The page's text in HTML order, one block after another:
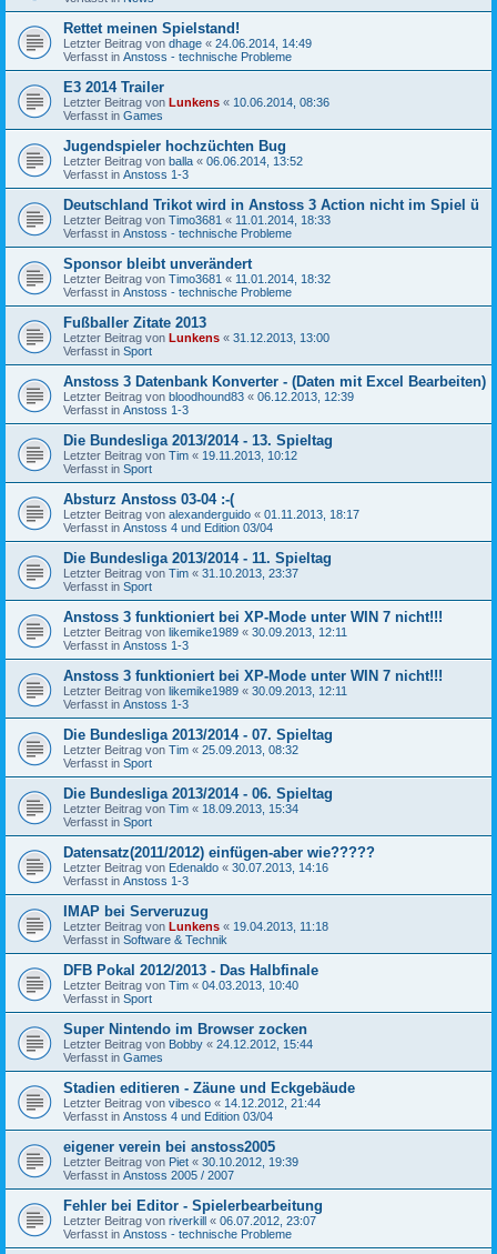
Rettet meinen Spielstand!
Letzter Beitrag von dhage « 24.06.2014, 14:49
Verfasst in Anstoss - technische Probleme
E3 2014 Trailer
Letzter Beitrag von Lunkens « 10.06.2014, 08:36
Verfasst in Games
Jugendspieler hochzüchten Bug
Letzter Beitrag von balla « 06.06.2014, 13:52
Verfasst in Anstoss 1-3
Deutschland Trikot wird in Anstoss 3 Action nicht im Spiel ü
Letzter Beitrag von Timo3681 « 11.01.2014, 18:33
Verfasst in Anstoss - technische Probleme
Sponsor bleibt unverändert
Letzter Beitrag von Timo3681 « 11.01.2014, 18:32
Verfasst in Anstoss - technische Probleme
Fußballer Zitate 2013
Letzter Beitrag von Lunkens « 31.12.2013, 13:00
Verfasst in Sport
Anstoss 3 Datenbank Konverter - (Daten mit Excel Bearbeiten)
Letzter Beitrag von bloodhound83 « 06.12.2013, 12:39
Verfasst in Anstoss 1-3
Die Bundesliga 2013/2014 - 13. Spieltag
Letzter Beitrag von Tim « 19.11.2013, 10:12
Verfasst in Sport
Absturz Anstoss 03-04 :-(
Letzter Beitrag von alexanderguido « 01.11.2013, 18:17
Verfasst in Anstoss 4 und Edition 03/04
Die Bundesliga 2013/2014 - 11. Spieltag
Letzter Beitrag von Tim « 31.10.2013, 23:37
Verfasst in Sport
Anstoss 3 funktioniert bei XP-Mode unter WIN 7 nicht!!!
Letzter Beitrag von likemike1989 « 30.09.2013, 12:11
Verfasst in Anstoss 1-3
Anstoss 3 funktioniert bei XP-Mode unter WIN 7 nicht!!!
Letzter Beitrag von likemike1989 « 30.09.2013, 12:11
Verfasst in Anstoss 1-3
Die Bundesliga 2013/2014 - 07. Spieltag
Letzter Beitrag von Tim « 25.09.2013, 08:32
Verfasst in Sport
Die Bundesliga 2013/2014 - 06. Spieltag
Letzter Beitrag von Tim « 18.09.2013, 15:34
Verfasst in Sport
Datensatz(2011/2012) einfügen-aber wie?????
Letzter Beitrag von Edenaldo « 30.07.2013, 14:16
Verfasst in Anstoss 1-3
IMAP bei Serveruzug
Letzter Beitrag von Lunkens « 19.04.2013, 11:18
Verfasst in Software & Technik
DFB Pokal 2012/2013 - Das Halbfinale
Letzter Beitrag von Tim « 04.03.2013, 10:40
Verfasst in Sport
Super Nintendo im Browser zocken
Letzter Beitrag von Bobby « 24.12.2012, 15:44
Verfasst in Games
Stadien editieren - Zäune und Eckgebäude
Letzter Beitrag von vibesco « 14.12.2012, 21:44
Verfasst in Anstoss 4 und Edition 03/04
eigener verein bei anstoss2005
Letzter Beitrag von Piet « 30.10.2012, 19:39
Verfasst in Anstoss 2005 / 2007
Fehler bei Editor - Spielerbearbeitung
Letzter Beitrag von riverkill « 06.07.2012, 23:07
Verfasst in Anstoss - technische Probleme